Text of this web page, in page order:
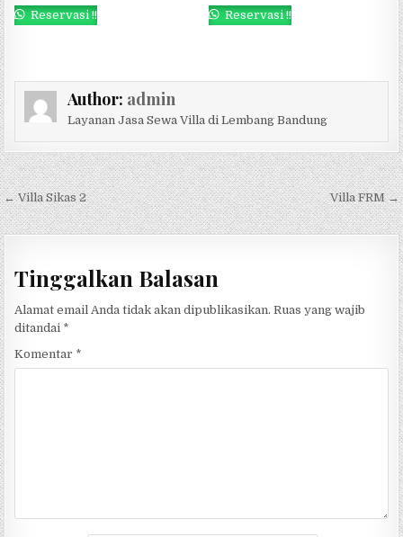
Reservasi !! Reservasi !!
Author: admin
Layanan Jasa Sewa Villa di Lembang Bandung
Navigasi pos
← Villa Sikas 2 Villa FRM →
Tinggalkan Balasan
Alamat email Anda tidak akan dipublikasikan. Ruas yang wajib
ditandai *
Komentar *